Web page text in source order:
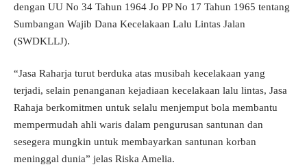
dengan UU No 34 Tahun 1964 Jo PP No 17 Tahun 1965 tentang
Sumbangan Wajib Dana Kecelakaan Lalu Lintas Jalan
(SWDKLLJ).
“Jasa Raharja turut berduka atas musibah kecelakaan yang
terjadi, selain penanganan kejadiaan kecelakaan lalu lintas, Jasa
Rahaja berkomitmen untuk selalu menjemput bola membantu
mempermudah ahli waris dalam pengurusan santunan dan
sesegera mungkin untuk membayarkan santunan korban
meninggal dunia” jelas Riska Amelia.